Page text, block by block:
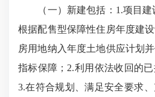
（一）新建包括：1.项目建
根据配售型保障性住房年度建
房用地纳入年度土地供应计划
指标保障；2.利用依法收回的
3.在符合规划、满足安全要求